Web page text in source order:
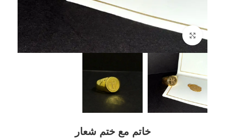
Click to enlarge
خاتم مع ختم شعار